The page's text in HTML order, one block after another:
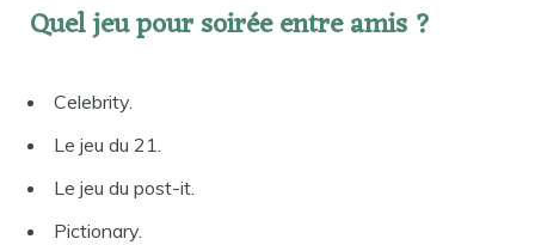
Quel jeu pour soirée entre amis ?
Celebrity.
Le jeu du 21.
Le jeu du post-it.
Pictionary.